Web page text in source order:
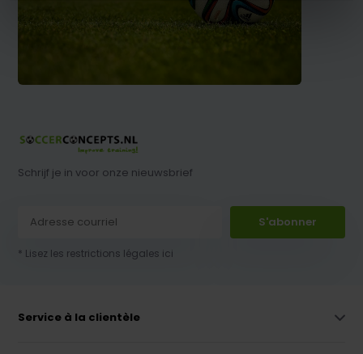
Schrijf je in voor onze nieuwsbrief
S'abonner
* Lisez les restrictions légales ici
Service à la clientèle